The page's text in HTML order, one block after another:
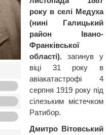
року в селі Медуха
(нині Галицький
район Івано-
Франківської
області), загинув у
віці 31 року в
авіакатастрофі 4
серпня 1919 року під
сілезьким містечком
Ратибор.
Дмитро Вітовський